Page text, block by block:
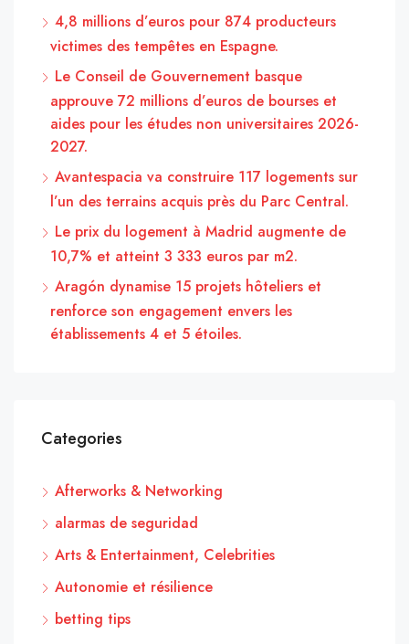
4,8 millions d’euros pour 874 producteurs
victimes des tempêtes en Espagne.
Le Conseil de Gouvernement basque
approuve 72 millions d’euros de bourses et
aides pour les études non universitaires 2026-
2027.
Avantespacia va construire 117 logements sur
l’un des terrains acquis près du Parc Central.
Le prix du logement à Madrid augmente de
10,7% et atteint 3 333 euros par m2.
Aragón dynamise 15 projets hôteliers et
renforce son engagement envers les
établissements 4 et 5 étoiles.
Categories
Afterworks & Networking
alarmas de seguridad
Arts & Entertainment, Celebrities
Autonomie et résilience
betting tips